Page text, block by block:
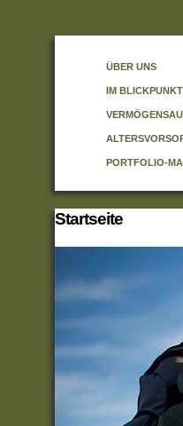
ÜBER UNS
IM BLICKPUNKT
PORTFOLIO-
Startseite